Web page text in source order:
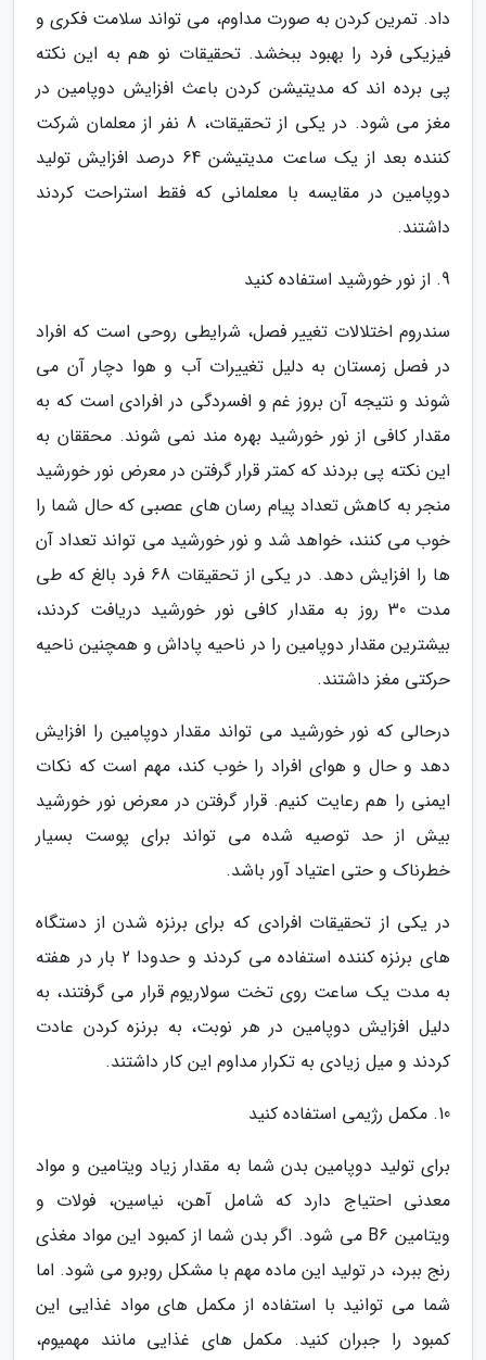
داد. تمرین کردن به صورت مداوم، می تواند سلامت فکری و
فیزیکی فرد را بهبود ببخشد. تحقیقات نو هم به این نکته
پی برده اند که مدیتیشن کردن باعث افزایش دوپامین در
مغز می شود. در یکی از تحقیقات، 8 نفر از معلمان شرکت
کننده بعد از یک ساعت مدیتیشن 64 درصد افزایش تولید
دوپامین در مقایسه با معلمانی که فقط استراحت کردند
داشتند.
9. از نور خورشید استفاده کنید
سندروم اختلالات تغییر فصل، شرایطی روحی است که افراد
در فصل زمستان به دلیل تغییرات آب و هوا دچار آن می
شوند و نتیجه آن بروز غم و افسردگی در افرادی است که به
مقدار کافی از نور خورشید بهره مند نمی شوند. محققان به
این نکته پی بردند که کمتر قرار گرفتن در معرض نور خورشید
منجر به کاهش تعداد پیام رسان های عصبی که حال شما را
خوب می کنند، خواهد شد و نور خورشید می تواند تعداد آن
ها را افزایش دهد. در یکی از تحقیقات 68 فرد بالغ که طی
مدت 30 روز به مقدار کافی نور خورشید دریافت کردند،
بیشترین مقدار دوپامین را در ناحیه پاداش و همچنین ناحیه
حرکتی مغز داشتند.
درحالی که نور خورشید می تواند مقدار دوپامین را افزایش
دهد و حال و هوای افراد را خوب کند، مهم است که نکات
ایمنی را هم رعایت کنیم. قرار گرفتن در معرض نور خورشید
بیش از حد توصیه شده می تواند برای پوست بسیار
خطرناک و حتی اعتیاد آور باشد.
در یکی از تحقیقات افرادی که برای برنزه شدن از دستگاه
های برنزه کننده استفاده می کردند و حدودا 2 بار در هفته
به مدت یک ساعت روی تخت سولاریوم قرار می گرفتند، به
دلیل افزایش دوپامین در هر نوبت، به برنزه کردن عادت
کردند و میل زیادی به تکرار مداوم این کار داشتند.
10. مکمل رژیمی استفاده کنید
برای تولید دوپامین بدن شما به مقدار زیاد ویتامین و مواد
معدنی احتیاج دارد که شامل آهن، نیاسین، فولات و
ویتامین B6 می شود. اگر بدن شما از کمبود این مواد مغذی
رنج ببرد، در تولید این ماده مهم با مشکل روبرو می شود. اما
شما می توانید با استفاده از مکمل های مواد غذایی این
کمبود را جبران کنید. مکمل های غذایی مانند مهمیوم،